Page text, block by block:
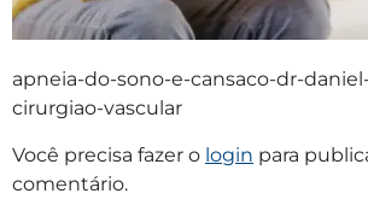
apneia-do-sono-e-cansaco-dr-
cirurgiao-vascular
Você precisa fazer o login para
comentário.